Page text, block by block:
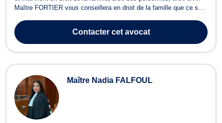
Maître FORTIER vous conseillera en droit de la famille que ce soit
séparation hors mariage. Elle vous proposera, si la situation y est
prop...
Contactercet avocat
Maître Nadia FALFOUL